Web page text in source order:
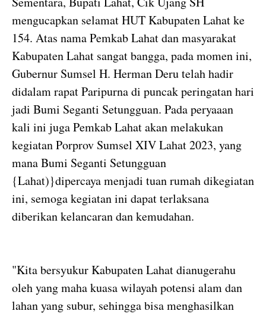
mengucapkan selamat HUT Kabupaten Lahat ke
154. Atas nama Pemkab Lahat dan masyarakat
Kabupaten Lahat sangat bangga, pada momen ini,
Gubernur Sumsel H. Herman Deru telah hadir
didalam rapat Paripurna di puncak peringatan hari
jadi Bumi Seganti Setungguan. Pada peryaaan
kali ini juga Pemkab Lahat akan melakukan
kegiatan Porprov Sumsel XIV Lahat 2023, yang
mana Bumi Seganti Setungguan
{Lahat)}dipercaya menjadi tuan rumah dikegiatan
ini, semoga kegiatan ini dapat terlaksana
diberikan kelancaran dan kemudahan.
"Kita bersyukur Kabupaten Lahat dianugerahu
oleh yang maha kuasa wilayah potensi alam dan
lahan yang subur, sehingga bisa menghasilkan